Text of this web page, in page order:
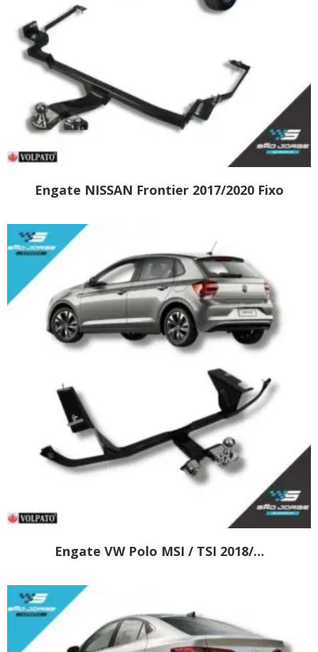
Engate NISSAN Frontier 2017/2020 Fixo
Engate VW Polo MSI / TSI 2018/…